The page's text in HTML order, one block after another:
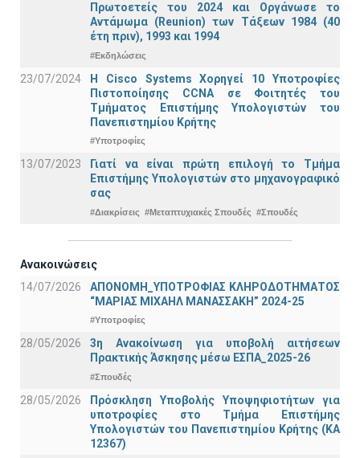
Πρωτοετείς του 2024 και Οργάνωσε το
Αντάμωμα (Reunion) των Τάξεων 1984 (40
έτη πριν), 1993 και 1994
#Εκδηλώσεις
23/07/2024
Η Cisco Systems Χορηγεί 10 Υποτροφίες
Πιστοποίησης CCNA σε Φοιτητές του
Τμήματος Επιστήμης Υπολογιστών του
Πανεπιστημίου Κρήτης
#Υποτροφίες
13/07/2023
Γιατί να είναι πρώτη επιλογή το Τμήμα
Επιστήμης Υπολογιστών στο μηχανογραφικό
σας
#Διακρίσεις #Μεταπτυχιακές Σπουδές #Σπουδές
Ανακοινώσεις
14/07/2026
ΑΠΟΝΟΜΗ_ΥΠΟΤΡΟΦΙΑΣ ΚΛΗΡΟΔΟΤΗΜΑΤΟΣ
“ΜΑΡΙΑΣ ΜΙΧΑΗΛ ΜΑΝΑΣΣΑΚΗ” 2024-25
#Υποτροφίες
28/05/2026
3η Ανακοίνωση για υποβολή αιτήσεων
Πρακτικής Άσκησης μέσω ΕΣΠΑ_2025-26
#Σπουδές
28/05/2026
Πρόσκληση Υποβολής Υποψηφιοτήτων για
υποτροφίες στο Τμήμα Επιστήμης
Υπολογιστών του Πανεπιστημίου Κρήτης (ΚΑ
12367)